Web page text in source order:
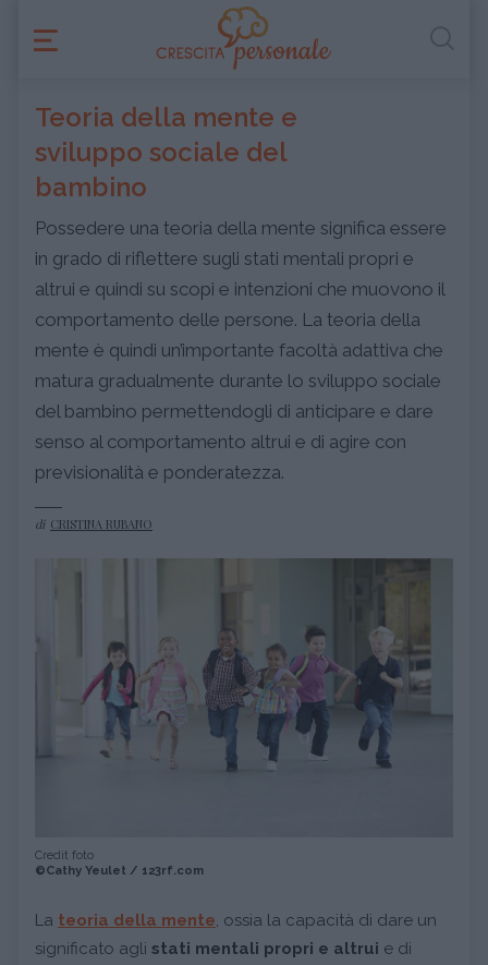
Teoria della mente e
sviluppo sociale del
bambino
Possedere una teoria della mente significa essere
in grado di riflettere sugli stati mentali propri e
altrui e quindi su scopi e intenzioni che muovono il
comportamento delle persone. La teoria della
mente è quindi un’importante facoltà adattiva che
matura gradualmente durante lo sviluppo sociale
del bambino permettendogli di anticipare e dare
senso al comportamento altrui e di agire con
previsionalità e ponderatezza.
di CRISTINA RUBANO
Credit foto
©Cathy Yeulet / 123rf.com
La teoria della mente, ossia la capacità di dare un
significato agli stati mentali propri e altrui e di